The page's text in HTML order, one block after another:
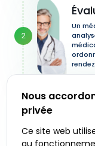
2
3
Un
de
le
Nous
privée
Ce site web